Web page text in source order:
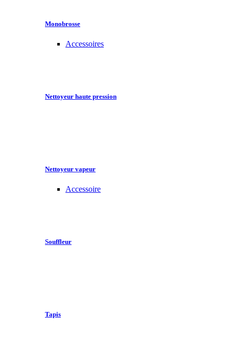
Monobrosse
Accessoires
Nettoyeur haute pression
Nettoyeur vapeur
Accessoire
Souffleur
Tapis